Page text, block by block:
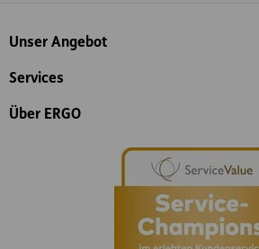
Inhaltsübersicht
Unser Angebot
Services
Über ERGO